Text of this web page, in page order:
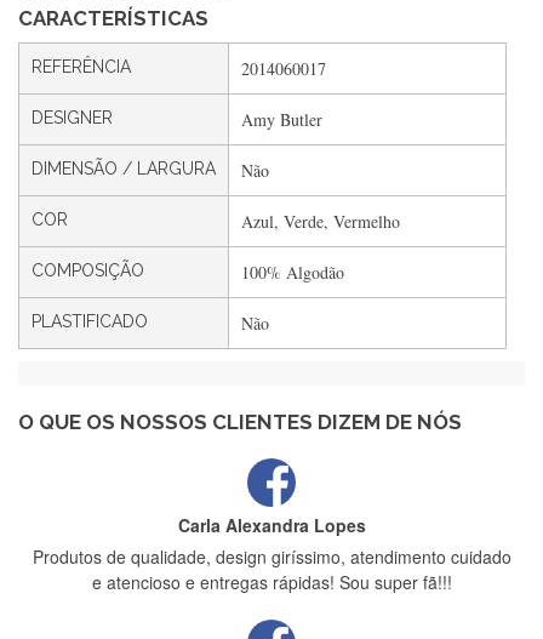
CARACTERÍSTICAS
REFERÊNCIA 2014060017
DESIGNER Amy Butler
DIMENSÃO / LARGURA Não
COR Azul, Verde, Vermelho
COMPOSIÇÃO 100% Algodão
PLASTIFICADO Não
O QUE OS NOSSOS CLIENTES DIZEM DE NÓS
Silvia André
Gostei ,Serviço bastante rápido. recomendo
Filipa Freire
Rápido, atendimento 5*. Hoje chegará a segunda encomenda
feita de muitas certamente❤️
estrelas
Carla Alexandra Lopes
Produtos de qualidade, design giríssimo, atendimento cuidado
e atencioso e entregas rápidas! Sou super fã!!!